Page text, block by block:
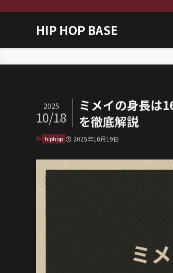
HIP HOP BASE
ミメイの身長は
を徹底解説
2025
10/18
hiphop 2025年10月19日